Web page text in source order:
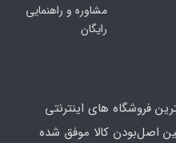
مشاوره و راهنمایی
رایگان
فروشگاه های اینترنتی
اصل‌بودن کالا موفق شده